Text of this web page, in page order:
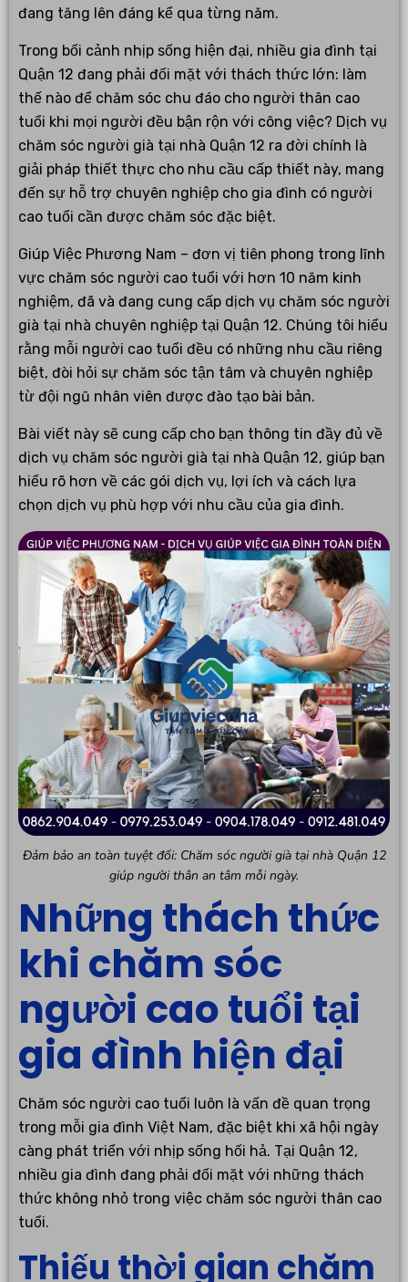
đang tăng lên đáng kể qua từng năm.
Trong bối cảnh nhịp sống hiện đại, nhiều gia đình tại
Quận 12 đang phải đối mặt với thách thức lớn: làm
thế nào để chăm sóc chu đáo cho người thân cao
tuổi khi mọi người đều bận rộn với công việc? Dịch vụ
chăm sóc người già tại nhà Quận 12 ra đời chính là
giải pháp thiết thực cho nhu cầu cấp thiết này, mang
đến sự hỗ trợ chuyên nghiệp cho gia đình có người
cao tuổi cần được chăm sóc đặc biệt.
Giúp Việc Phương Nam – đơn vị tiên phong trong lĩnh
vực chăm sóc người cao tuổi với hơn 10 năm kinh
nghiệm, đã và đang cung cấp dịch vụ chăm sóc người
già tại nhà chuyên nghiệp tại Quận 12. Chúng tôi hiểu
rằng mỗi người cao tuổi đều có những nhu cầu riêng
biệt, đòi hỏi sự chăm sóc tận tâm và chuyên nghiệp
từ đội ngũ nhân viên được đào tạo bài bản.
Bài viết này sẽ cung cấp cho bạn thông tin đầy đủ về
dịch vụ chăm sóc người già tại nhà Quận 12, giúp bạn
hiểu rõ hơn về các gói dịch vụ, lợi ích và cách lựa
chọn dịch vụ phù hợp với nhu cầu của gia đình.
Đảm bảo an toàn tuyệt đối: Chăm sóc người già tại nhà Quận 12
giúp người thân an tâm mỗi ngày.
Những thách thức
khi chăm sóc
người cao tuổi tại
gia đình hiện đại
Chăm sóc người cao tuổi luôn là vấn đề quan trọng
trong mỗi gia đình Việt Nam, đặc biệt khi xã hội ngày
càng phát triển với nhịp sống hối hả. Tại Quận 12,
nhiều gia đình đang phải đối mặt với những thách
thức không nhỏ trong việc chăm sóc người thân cao
tuổi.
Thiếu thời gian chăm